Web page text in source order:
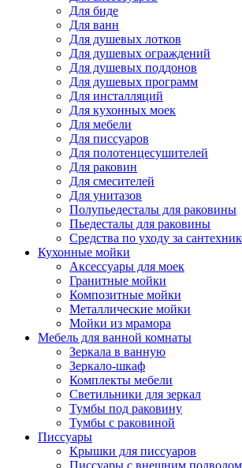
Для биде
Для ванн
Для душевых лотков
Для душевых ограждений
Для душевых поддонов
Для душевых программ
Для инсталляций
Для кухонных моек
Для мебели
Для писсуаров
Для полотенцесушителей
Для раковин
Для смесителей
Для унитазов
Полупьедесталы для раковины
Пьедесталы для раковины
Средства по уходу за
Кухонные мойки
Аксессуары для моек
Гранитные мойки
Композитные мойки
Металлические мойки
Мойки из мрамора
Мебель для ванной комнаты
Зеркала в ванную
Зеркало-шкаф
Комплекты мебели
Светильники для зеркал
Тумбы под раковину
Тумбы с раковиной
Писсуары
Крышки для писсуаров
Писсуары с внешним подводом